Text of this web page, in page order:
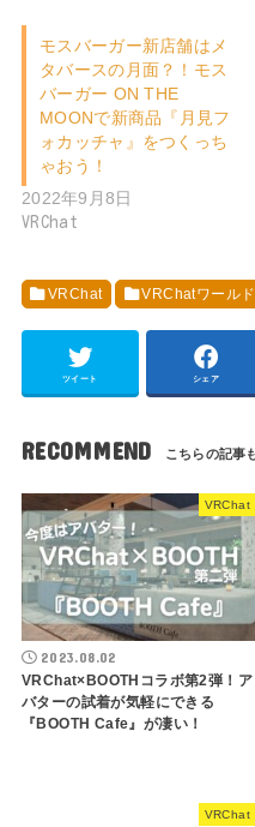
モスバーガー新店舗はメ
タバースの月面？！モス
バーガー ON THE
MOONで新商品『月見フ
ォカッチャ』をつくっち
ゃおう！
2022年9月8日
VRChat
VRChat VRChatワールド
ツイート シェア
RECOMMEND
VRChat
2023.08.02
VRChat×BOOTHコラボ第2弾！ア
バターの試着が気軽にできる
『BOOTH Cafe』が凄い！
VRChat